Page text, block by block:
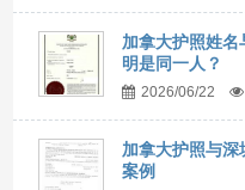
加拿大护照姓
明是同一人？
2026/06/22
加拿大护照与
案例